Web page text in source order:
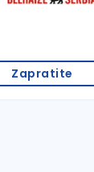
Zapratite